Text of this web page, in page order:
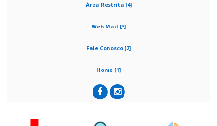
Área Restrita [4]
Web Mail [3]
Fale Conosco [2]
Home [1]